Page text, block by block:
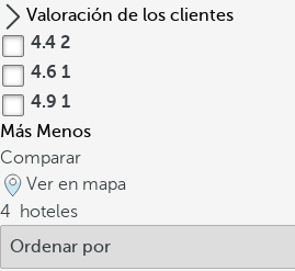
Valoración de los clientes
4.4 2
4.6 1
4.9 1
Más Menos
Comparar
Ver en mapa
4
hoteles